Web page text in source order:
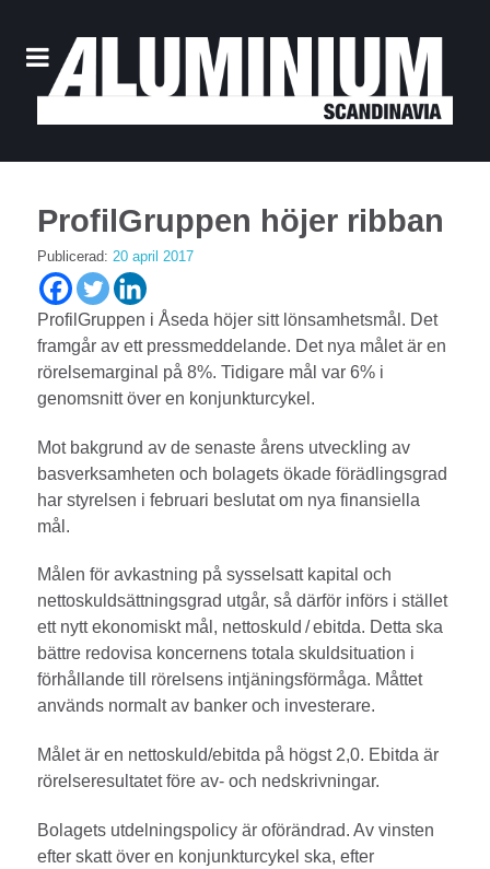
ProfilGruppen höjer ribban
Publicerad: 20 april 2017
ProfilGruppen i Åseda höjer sitt lönsamhetsmål. Det
framgår av ett pressmeddel­ande. Det nya målet är en
rörelsemarginal på 8%. Tidigare mål var 6% i
genomsnitt över en konjunkturcykel.
Mot bakgrund av de senaste årens ut­veckl­ing av
basverksamheten och bolagets ökade förädlingsgrad
har styrelsen i februari beslutat om nya finansiella
mål.
Målen för avkastning på sysselsatt kapital och
nettoskuldsättningsgrad utgår, så därför införs i stället
ett nytt ekonomiskt mål, netto­skuld / ebitda. Detta ska
bättre redovisa koncernens totala skuldsituation i
förhållande till rörelsens intjäningsförmåga. Måttet
används normalt av banker och investerare.
Målet är en nettoskuld/ebitda på högst 2,0. Ebitda är
rörelseresultatet före av- och nedskrivningar.
Bolagets utdelningspolicy är oförändrad. Av vinsten
efter skatt över en konjunkturcyk­el ska, efter